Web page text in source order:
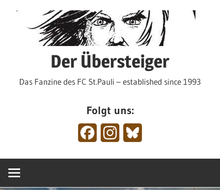
Der Übersteiger
Das Fanzine des FC St.Pauli – established since 1993
Folgt uns:
FacebookInstagram